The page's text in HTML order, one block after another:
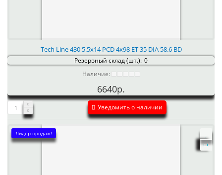
Tech Line 430 5.5x14 PCD 4x98 ET 35 DIA 58.6 BD
Резервный склад (шт.): 0
Наличие:
6640р.
Уведомить о наличии
Лидер продаж!